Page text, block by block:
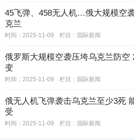
45飞弹、458无人机…俄大规模空
克兰
时间：2025-11-09 栏目： 国际新闻
俄罗斯大规模空袭压垮乌克兰防空
变
时间：2025-11-09 栏目： 国际新闻
俄无人机飞弹袭击乌克兰至少3死
受
时间：2025-11-09 栏目： 国际新闻